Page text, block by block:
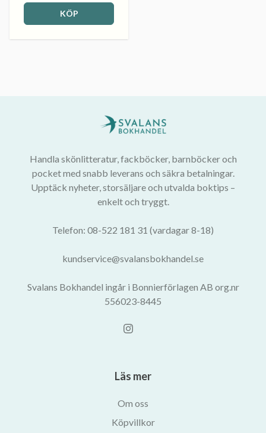
KÖP
Handla skönlitteratur, fackböcker, barnböcker och
pocket med snabb leverans och säkra betalningar.
Upptäck nyheter, storsäljare och utvalda boktips –
enkelt och tryggt.
Telefon: 08-522 181 31 (vardagar 8-18)
kundservice@svalansbokhandel.se
Svalans Bokhandel ingår i Bonnierförlagen AB org.nr
556023-8445
Läs mer
Om oss
Köpvillkor